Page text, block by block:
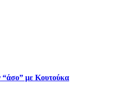
“άσο” με Κουτούκα